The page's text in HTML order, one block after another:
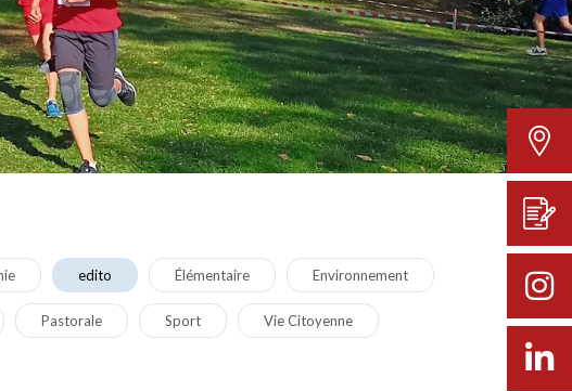
edito Élémentaire Environnement
Pastorale Sport Vie Citoyenne